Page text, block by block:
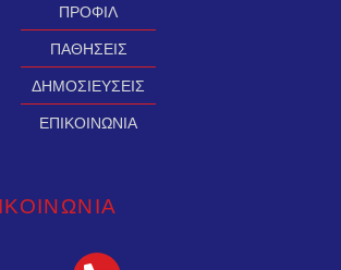
ΠΡΟΦΙΛ
ΠΑΘΗΣΕΙΣ
ΔΗΜΟΣΙΕΥΣΕΙΣ
ΕΠΙΚΟΙΝΩΝΙΑ